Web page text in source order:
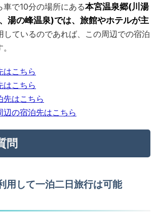
車で10分の場所にある本宮温泉郷(川湯
湯の峰温泉)では、旅館やホテルが主
しているのであれば、この周辺での宿泊
はこちら
はこちら
先はこちら
の宿泊先はこちら
問
用して一泊二日旅行は可能